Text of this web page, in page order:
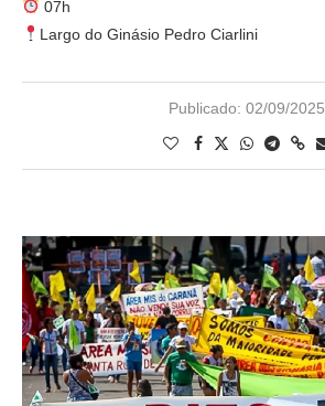
07h
Largo do Ginásio Pedro Ciarlini
Publicado: 02/09/2025